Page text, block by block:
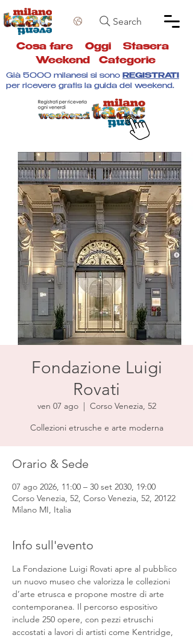
Search
Cosa fare Oggi Stasera
Weekend
Categorie
Già 5000 milanesi si sono REGISTRATI
per ricevere gratis la guida del weekend.
Fondazione Luigi
Rovati
ven 07 ago
  |
Corso Venezia, 52
Collezioni etrusche e arte moderna
Orario & Sede
07 ago 2026, 11:00 – 30 set 2030, 19:00
Corso Venezia, 52, Corso Venezia, 52, 20122
Milano MI, Italia
Info sull'evento
La Fondazione Luigi Rovati apre al pubblico
un nuovo museo che valorizza le collezioni
d’arte etrusca e propone mostre di arte
contemporanea. Il percorso espositivo
include 250 opere, con pezzi etruschi
accostati a lavori di artisti come Kentridge,